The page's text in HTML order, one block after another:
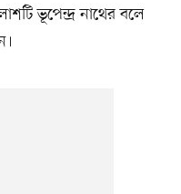
ভূপেন্দ্র নাথের বলে